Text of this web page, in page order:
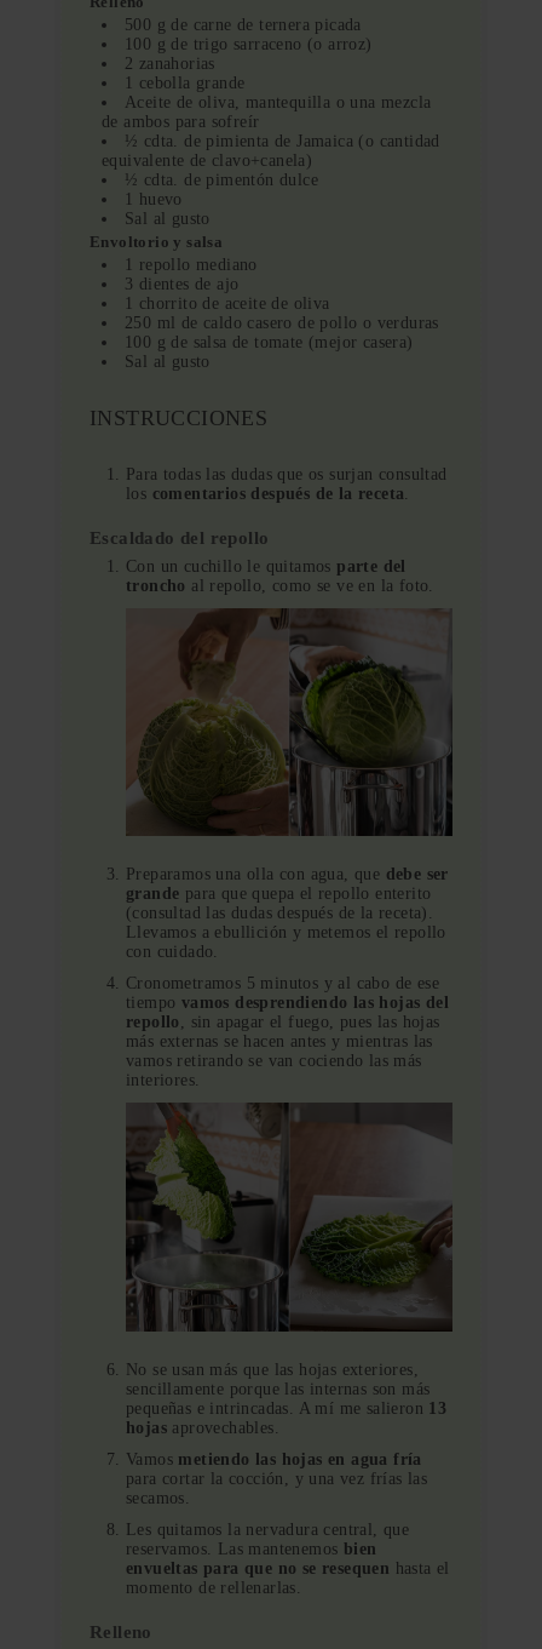
500 g de carne de ternera picada
100 g de trigo sarraceno (o arroz)
2 zanahorias
1 cebolla grande
Aceite de oliva, mantequilla o una mezcla
de ambos para sofreír
½ cdta. de pimienta de Jamaica (o cantidad
equivalente de clavo+canela)
½ cdta. de pimentón dulce
1 huevo
Sal al gusto
Envoltorio y salsa
1 repollo mediano
3 dientes de ajo
1 chorrito de aceite de oliva
250 ml de caldo casero de pollo o verduras
100 g de salsa de tomate (mejor casera)
Sal al gusto
INSTRUCCIONES
Para todas las dudas que os surjan consultad
los comentarios después de la receta
Escaldado del repollo
Con un cuchillo le quitamos parte del
troncho al repollo, como se ve en la foto.
Preparamos una olla con agua, que debe ser
grande para que quepa el repollo enterito
(consultad las dudas después de la receta).
Llevamos a ebullición y metemos el repollo
con cuidado.
Cronometramos 5 minutos y al cabo de ese
tiempo vamos desprendiendo las hojas del
repollo , sin apagar el fuego, pues las hojas
más externas se hacen antes y mientras las
vamos retirando se van cociendo las más
interiores.
No se usan más que las hojas exteriores,
sencillamente porque las internas son más
pequeñas e intrincadas. A mí me salieron 13
hojas aprovechables.
Vamos metiendo las hojas en agua fría
para cortar la cocción, y una vez frías las
secamos.
Les quitamos la nervadura central, que
reservamos. Las mantenemos bien
envueltas para que no se resequen hasta el
momento de rellenarlas.
Relleno